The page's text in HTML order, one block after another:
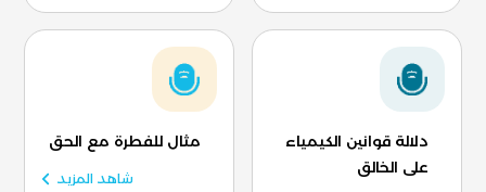
دلالة قوانين الكيمياء
على الخالق
مثال للفطرة مع الحق
شاهد المزيد